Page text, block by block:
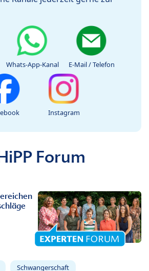
Whats-App-Kanal E-Mail / Telefon
Instagram
Forum
Schwangerschaft